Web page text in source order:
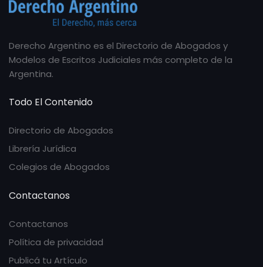
Derecho Argentino es el Directorio de Abogados y
Modelos de Escritos Judiciales más completo de la
Argentina.
Todo El Contenido
Directorio de Abogados
Librería Jurídica
Colegios de Abogados
Contactanos
Contactanos
Política de privacidad
Publicá tu Artículo